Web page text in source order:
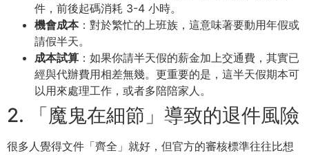
件，前後起碼消耗 3-4 小時。
機會成本：對於繁忙的上班族，這意味著要動用年假或
請假半天。
成本試算 ：如果你請半天假的薪金加上交通費，其實已
經與代辦費用相差無幾。更重要的是，這半天假期本可
以用來處理工作，或者多陪陪家人。
2. 「魔鬼在細節」導致的退件風險
很多人覺得文件「齊全」就好，但官方的審核標準往往比想